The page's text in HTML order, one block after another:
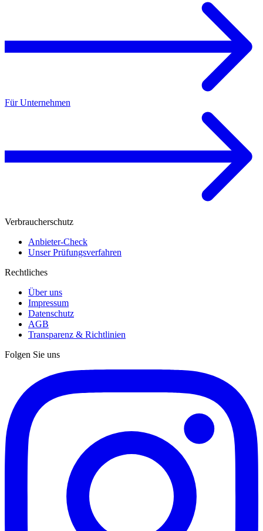
Für Unternehmen
Verbraucherschutz
Anbieter-Check
Unser Prüfungsverfahren
Rechtliches
Über uns
Impressum
Datenschutz
AGB
Transparenz & Richtlinien
Folgen Sie uns